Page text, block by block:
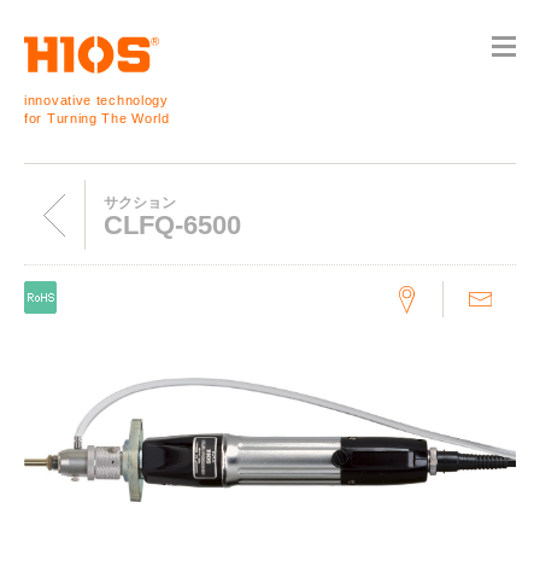
innovative technology
for Turning The World
サクション
CLFQ-6500